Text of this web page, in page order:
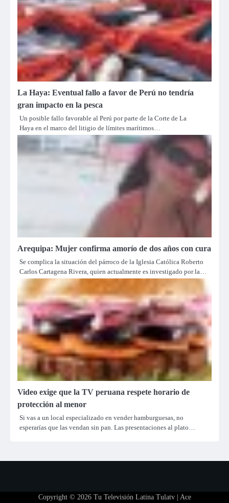
La Haya: Eventual fallo a favor de Perú no tendría
gran impacto en la pesca
Un posible fallo favorable al Perú por parte de la Corte de La
Haya en el marco del litigio de límites marítimos…
Arequipa: Mujer confirma amorío de dos años con cura
Se complica la situación del párroco de la Iglesia Católica Roberto
Carlos Cartagena Rivera, quien actualmente es investigado por la…
Video exige que la TV peruana respete horario de
protección al menor
Si vas a un local especializado en vender hamburguesas, no
esperarías que las vendan sin pan. Las presentaciones al plato…
Copyright © 2026 Tu Televisión Latina Tulatv| Ace